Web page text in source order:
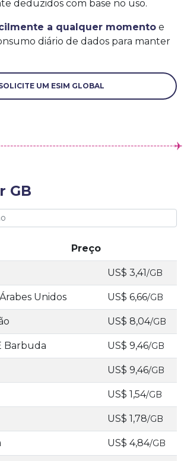
deduzidos com base no uso.
a qualquer momento e
diário de dados para manter
UM ESIM GLOBAL
GB
Preço
US$ 3,41/GB
Unidos US$ 6,66/GB
US$ 8,04/GB
Barbuda US$ 9,46/GB
US$ 9,46/GB
US$ 1,54/GB
US$ 1,78/GB
US$ 4,84/GB